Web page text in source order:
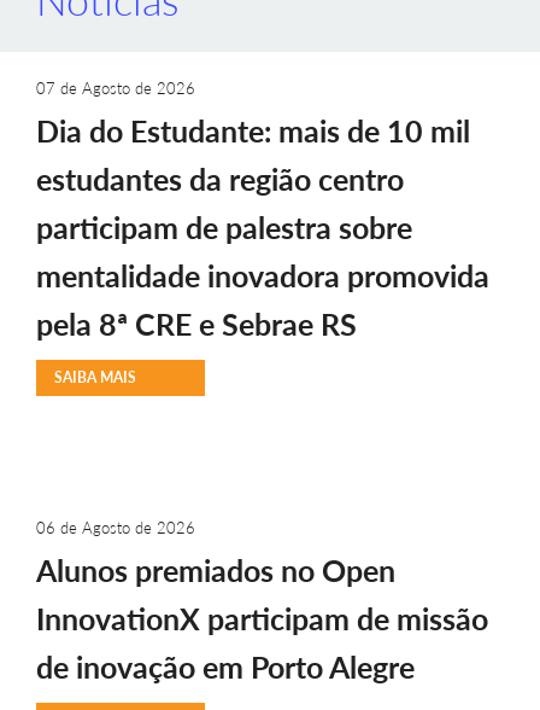
07 de Agosto de 2026
Dia do Estudante: mais de 10 mil
estudantes da região centro
participam de palestra sobre
mentalidade inovadora promovida
pela 8ª CRE e Sebrae RS
SAIBA MAIS
06 de Agosto de 2026
Alunos premiados no Open
InnovationX participam de missão
de inovação em Porto Alegre